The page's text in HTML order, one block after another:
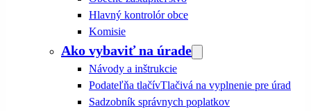
Hlavný kontrolór obce
Komisie
Ako vybaviť na úrade
Návody a inštrukcie
Podateľňa tlačívTlačivá na vyplnenie pre úrad
Sadzobník správnych poplatkov